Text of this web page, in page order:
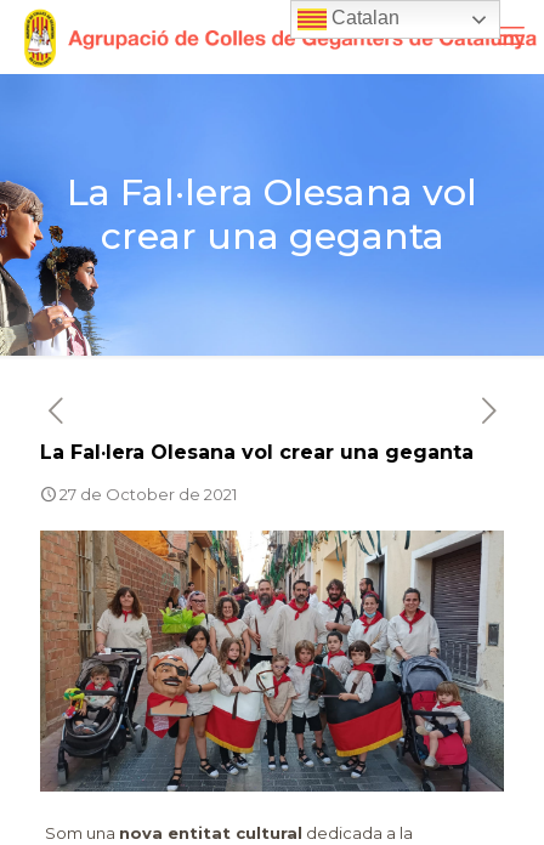
La Fal·lera Olesana vol
crear una geganta
La Fal·lera Olesana vol crear una geganta
27 de October de 2021
Som una nova entitat cultural dedicada a la
Catalan